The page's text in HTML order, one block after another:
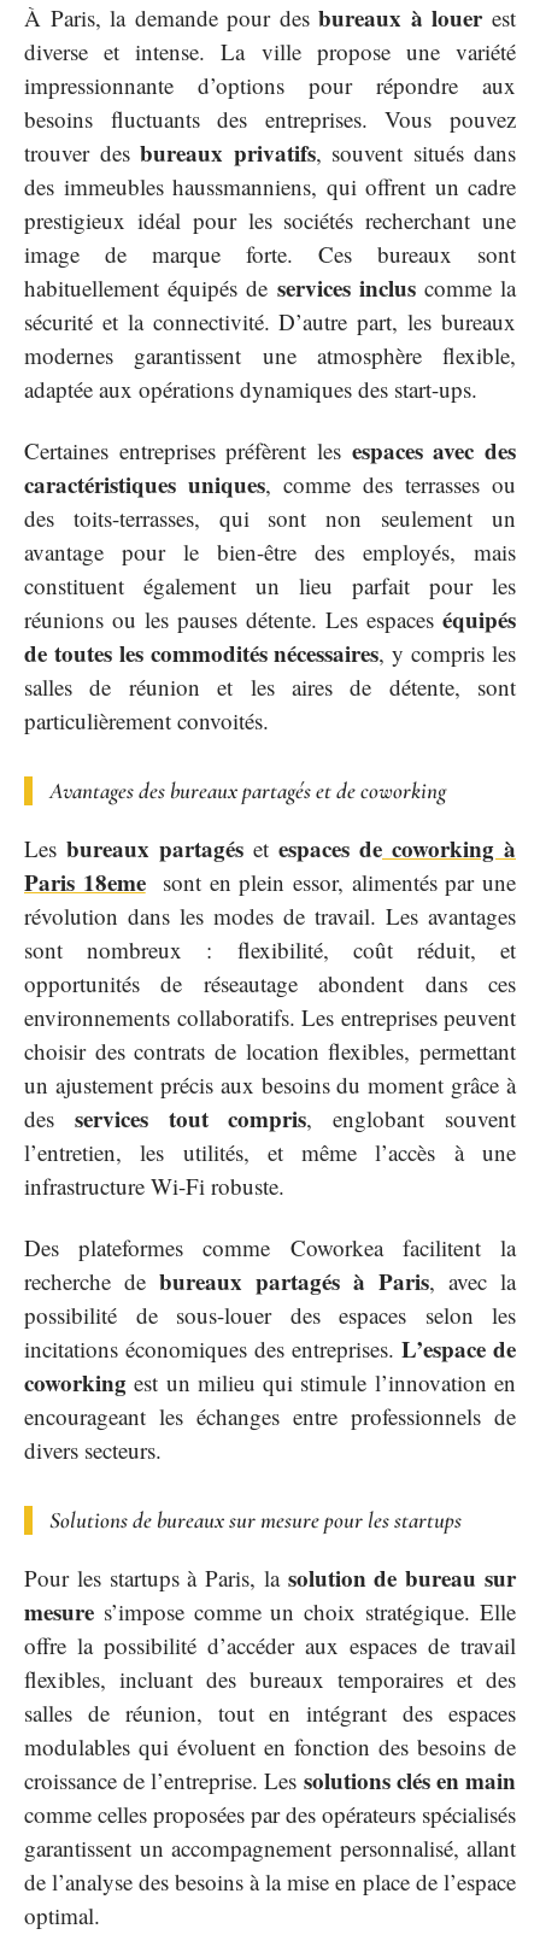
À Paris, la demande pour desbureaux à louerest
diverse et intense. La ville propose une variété
impressionnante d’options pour répondre aux
besoins fluctuants des entreprises. Vous pouvez
trouver des bureaux privatifs, souvent situés dans
des immeubles haussmanniens, qui offrent un cadre
prestigieux idéal pour les sociétés recherchant une
image de marque forte. Ces bureaux sont
habituellement équipés de services incluscomme la
sécurité et la connectivité. D’autre part, les bureaux
modernes garantissent une atmosphère flexible,
adaptée aux opérations dynamiques des start-ups.
Certaines entreprises préfèrent les espaces avec des
caractéristiques uniques, comme des terrasses ou
des toits-terrasses, qui sont non seulement un
avantage pour le bien-être des employés, mais
constituent également un lieu parfait pour les
réunions ou les pauses détente. Les espaces équipés
de toutes les commodités nécessaires, y compris les
salles de réunion et les aires de détente, sont
particulièrement convoités.
Avantages des bureaux partagés et de coworking
Les bureaux partagés et espaces de coworking à
Paris 18eme
sont en plein essor, alimentés par une
révolution dans les modes de travail. Les avantages
sont nombreux : flexibilité, coût réduit, et
opportunités de réseautage abondent dans ces
environnements collaboratifs. Les entreprises peuvent
choisir des contrats de location flexibles, permettant
un ajustement précis aux besoins du moment grâce à
des services tout compris, englobant souvent
l’entretien, les utilités, et même l’accès à une
infrastructure Wi-Fi robuste.
Des plateformes comme Coworkea facilitent la
recherche de bureaux partagés à Paris, avec la
possibilité de sous-louer des espaces selon les
incitations économiques des entreprises. L’espace de
coworking est un milieu qui stimule l’innovation en
encourageant les échanges entre professionnels de
divers secteurs.
Solutions de bureaux sur mesure pour les startups
Pour les startups à Paris, la solution de bureau sur
mesure s’impose comme un choix stratégique. Elle
offre la possibilité d’accéder aux espaces de travail
flexibles, incluant des bureaux temporaires et des
salles de réunion, tout en intégrant des espaces
modulables qui évoluent en fonction des besoins de
croissance de l’entreprise. Les solutions clés en main
comme celles proposées par des opérateurs spécialisés
garantissent un accompagnement personnalisé, allant
de l’analyse des besoins à la mise en place de l’espace
optimal.